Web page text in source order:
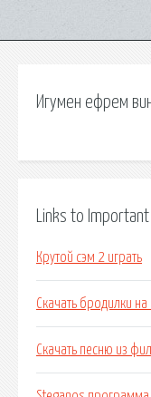
Игумен ефрем
Links to
Крутой сэм 2 играть
Скачать бродилки
Скачать песню из